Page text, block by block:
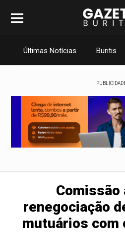
Últimas Notícias Buritis
Comissão
renegociação
mutuários com